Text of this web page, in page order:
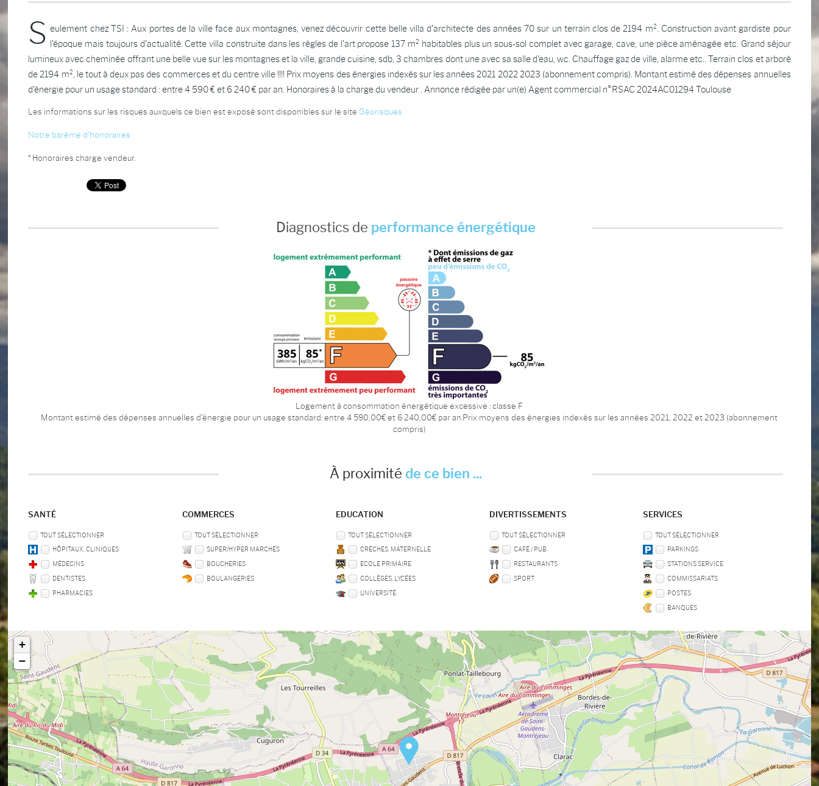
S eulement chez TSI : Aux portes de la ville face aux montagnes, venez découvrir cette belle villa d'architecte des années 70 sur un terrain clos de 2194 m². Construction avant gardiste pour
l'époque mais toujours d'actualité. Cette villa construite dans les règles de l'art propose 137 m² habitables plus un sous-sol complet avec garage, cave, une pièce aménagée etc. Grand séjour
lumineux avec cheminée offrant une belle vue sur les montagnes et la ville, grande cuisine, sdb, 3 chambres dont une avec sa salle d'eau, wc. Chauffage gaz de ville, alarme etc.. Terrain clos et arboré
de 2194 m², le tout à deux pas des commerces et du centre ville !!!! Prix moyens des énergies indexés sur les années 2021 2022 2023 (abonnement compris). Montant estimé des dépenses annuelles
d'énergie pour un usage standard : entre 4 590 € et 6 240 € par an. Honoraires à la charge du vendeur . Annonce rédigée par un(e) Agent commercial n°RSAC 2024AC01294 Toulouse
Les informations sur les risques auxquels ce bien est exposé sont disponibles sur le site Géorisques
Notre barème d'honoraires
* Honoraires charge vendeur.
Diagnostics de performance énergétique
Logement à consommation énergétique excessive : classe F
Montant estimé des dépenses annuelles d'énergie pour un usage standard: entre 4 590,00€ et 6 240,00€ par an.Prix moyens des énergies indexés sur les années 2021, 2022 et 2023 (abonnement
compris)
À proximité de ce bien ...
SANTÉ
TOUT SÉLECTIONNER
HÔPITAUX, CLINIQUES
MÉDECINS
DENTISTES
PHARMACIES
COMMERCES
TOUT SÉLECTIONNER
SUPER/HYPER MARCHÉS
BOUCHERIES
BOULANGERIES
EDUCATION
TOUT SÉLECTIONNER
CRÈCHES, MATERNELLE
ECOLE PRIMAIRE
COLLÈGES, LYCÉES
UNIVERSITÉ
DIVERTISSEMENTS
TOUT SÉLECTIONNER
CAFÉ / PUB
RESTAURANTS
SPORT
SERVICES
TOUT SÉLECTIONNER
PARKINGS
STATIONS SERVICE
COMMISSARIATS
POSTES
BANQUES
+
−